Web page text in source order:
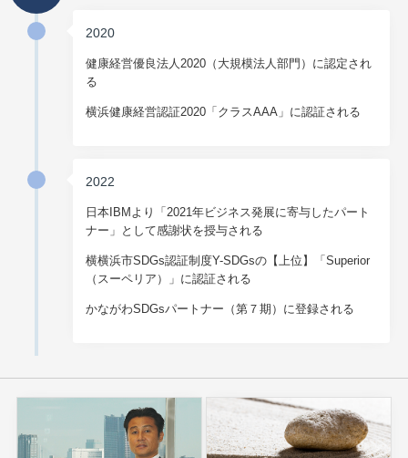
2020
健康経営優良法人2020（大規模法人部門）に認定され
る
横浜健康経営認証2020「クラスAAA」に認証される
2022
日本IBMより「2021年ビジネス発展に寄与したパート
ナー」として感謝状を授与される
横横浜市SDGs認証制度Y-SDGsの【上位】「Superior
（スーペリア）」に認証される
かながわSDGsパートナー（第７期）に登録される